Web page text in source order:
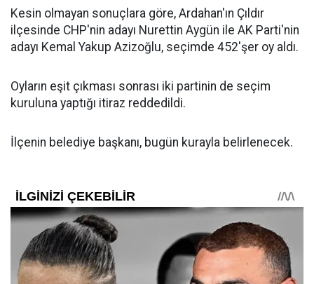
Kesin olmayan sonuçlara göre, Ardahan'ın Çıldır
ilçesinde CHP'nin adayı Nurettin Aygün ile AK Parti'nin
adayı Kemal Yakup Azizoğlu, seçimde 452'şer oy aldı.
Oyların eşit çıkması sonrası iki partinin de seçim
kuruluna yaptığı itiraz reddedildi.
İlçenin belediye başkanı, bugün kurayla belirlenecek.